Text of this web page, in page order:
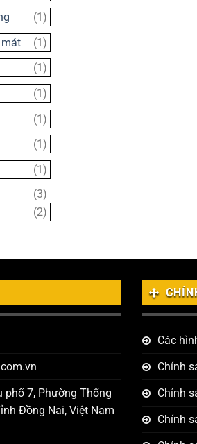
phẩm
sản
phẩm
1 1
sản
phẩm
11
sản
phẩm
1 1
sản
phẩm
11
sản
phẩm
11
sản
phẩm
1 1
sản
phẩm
11
sản
phẩm
33
sản
22
7, Phường Thống
Đồng Nai, Việt Nam
Các
Chính
Chính
Chính